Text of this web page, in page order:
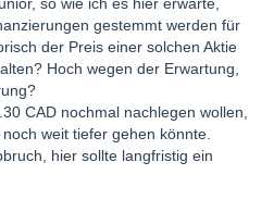
gestemmt werden für
der Preis einer solchen Aktie
Hoch wegen der Erwartung,
CAD nochmal nachlegen wollen,
weit tiefer gehen könnte.
hier sollte langfristig ein